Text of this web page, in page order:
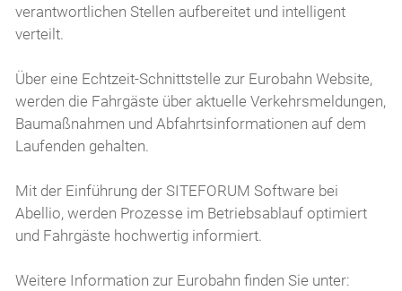
verantwortlichen Stellen aufbereitet und intelligent
verteilt.
Über eine Echtzeit-Schnittstelle zur Eurobahn Website,
werden die Fahrgäste über aktuelle Verkehrsmeldungen,
Baumaßnahmen und Abfahrtsinformationen auf dem
Laufenden gehalten.
Mit der Einführung der SITEFORUM Software bei
Abellio, werden Prozesse im Betriebsablauf optimiert
und Fahrgäste hochwertig informiert.
Weitere Information zur Eurobahn finden Sie unter: